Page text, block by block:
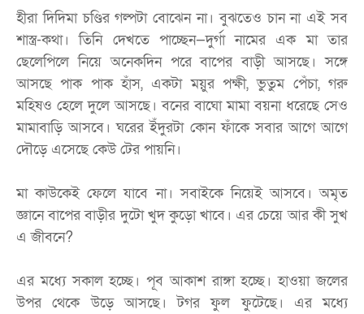
হীরা দিদিমা চণ্ডির গল্পটা বোঝেন না। বুঝতেও চান না এই সব
শাস্ত্র-কথা। তিনি দেখতে পাচ্ছেন—দুর্গা নামের এক মা তার
ছেলেপিলে নিয়ে অনেকদিন পরে বাপের বাড়ী আসছে। সঙ্গে
আসছে পাক পাক হাঁস, একটা ময়ুর পক্ষী, ভুতুম পেঁচা, গরু
মহিষও হেলে দুলে আসছে। বনের বাঘো মামা বয়না ধরেছে সেও
মামাবাড়ি আসবে। ঘরের ইঁদুরটা কোন ফাঁকে সবার আগে আগে
দৌড়ে এসেছে কেউ টের পায়নি।
মা কাউকেই ফেলে যাবে না। সবাইকে নিয়েই আসবে। অমৃত
জ্ঞানে বাপের বাড়ীর দুটো খুদ কুড়ো খাবে। এর চেয়ে আর কী সুখ
এ জীবনে?
এর মধ্যে সকাল হচ্ছে। পূব আকাশ রাঙ্গা হচ্ছে। হাওয়া জলের
উপর থেকে উড়ে আসছে। টগর ফুল ফুটেছে। এর মধ্যে